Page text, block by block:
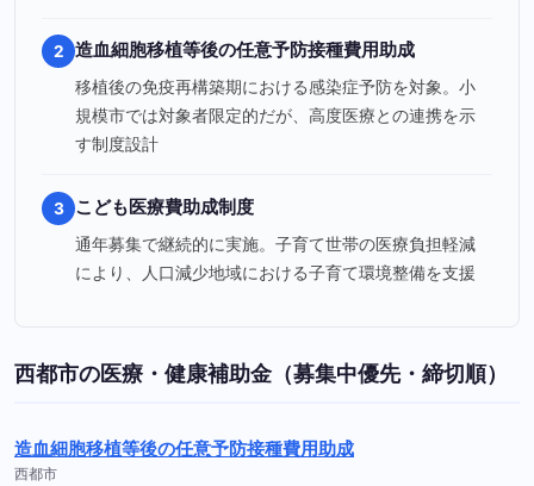
2 造血細胞移植等後の任意予防接種費用助成
移植後の免疫再構築期における感染症予防を対象。小
規模市では対象者限定的だが、高度医療との連携を示
す制度設計
3 こども医療費助成制度
通年募集で継続的に実施。子育て世帯の医療負担軽減
により、人口減少地域における子育て環境整備を支援
西都市の医療・健康補助金（募集中優先・締切順）
造血細胞移植等後の任意予防接種費用助成
西都市